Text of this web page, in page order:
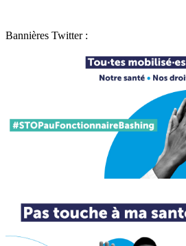
Bannières Twitter :